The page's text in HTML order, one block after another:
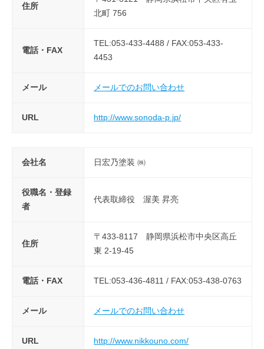
住所
北町 756
電話・FAX
TEL:053-433-4488 / FAX:053-433-
4453
メール メールでのお問い合わせ
URL http://www.sonoda-p.jp/
会社名 日宏乃塗装 ㈱
役職名・登録
者
代表取締役 渥美 昇亮
住所
〒433-8117 静岡県浜松市中央区高丘
東 2-19-45
電話・FAX TEL:053-436-4811 / FAX:053-438-0763
メール メールでのお問い合わせ
URL http://www.nikkouno.com/